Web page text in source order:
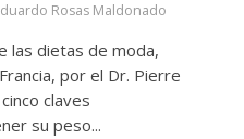
Rosas Maldonado
las dietas de moda,
por el Dr. Pierre
claves
su peso...